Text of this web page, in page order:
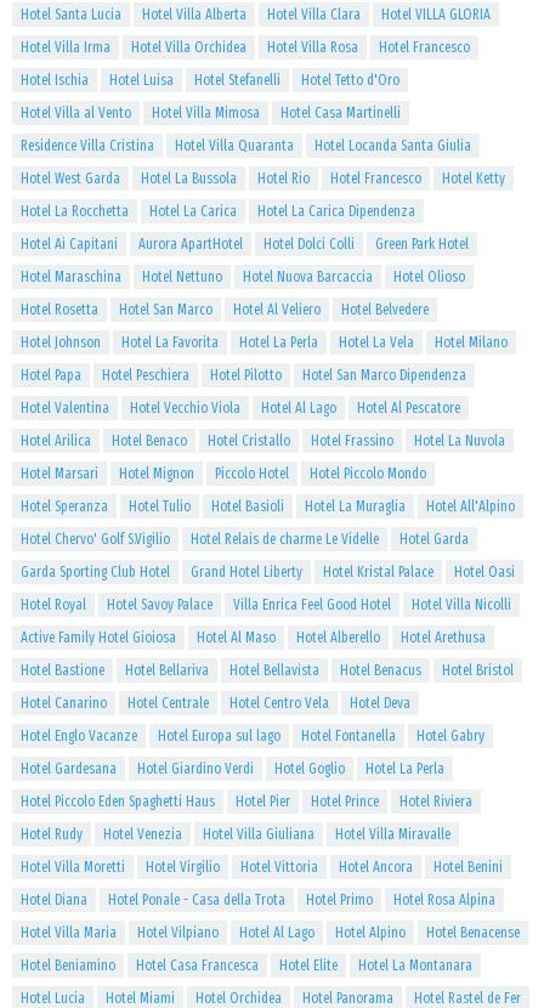
Hotel Santa Lucia Hotel Villa Alberta Hotel Villa Clara
Hotel VILLA GLORIA
Hotel Villa Irma
Hotel Villa Orchidea Hotel Villa Rosa
Hotel Francesco
Hotel Ischia
Hotel Luisa Hotel Stefanelli
Hotel Tetto d'Oro
Hotel Villa al Vento
Hotel Villa Mimosa
Hotel Casa Martinelli
Residence Villa Cristina
Hotel Villa Quaranta
Hotel Locanda Santa Giulia
Hotel West Garda
Hotel La Bussola Hotel Rio Hotel Francesco
Hotel Ketty
Hotel La Rocchetta
Hotel La Carica
Hotel La Carica Dipendenza
Hotel Ai Capitani
Aurora ApartHotel Hotel Dolci Colli
Green Park Hotel
Hotel Maraschina
Hotel Nettuno Hotel Nuova Barcaccia
Hotel Olioso
Hotel Rosetta
Hotel San Marco Hotel Al Veliero
Hotel Belvedere
Hotel Johnson
Hotel La Favorita Hotel La Perla Hotel La Vela
Hotel Milano
Hotel Papa
Hotel Peschiera Hotel Pilotto
Hotel San Marco Dipendenza
Hotel Valentina
Hotel Vecchio Viola Hotel Al Lago
Hotel Al Pescatore
Hotel Arilica
Hotel Benaco Hotel Cristallo Hotel Frassino
Hotel La Nuvola
Hotel Marsari
Hotel Mignon Piccolo Hotel
Hotel Piccolo Mondo
Hotel Speranza
Hotel Tulio Hotel Basioli Hotel La Muraglia
Hotel All'Alpino
Hotel Chervo' Golf S.Vigilio
Hotel Relais de charme Le Videlle
Hotel Garda
Garda Sporting Club Hotel
Grand Hotel Liberty Hotel Kristal Palace
Hotel Oasi
Hotel Royal
Hotel Savoy Palace Villa Enrica Feel Good Hotel
Hotel Villa Nicolli
Active Family Hotel Gioiosa
Hotel Al Maso Hotel Alberello
Hotel Arethusa
Hotel Bastione
Hotel Bellariva Hotel Bellavista Hotel Benacus
Hotel Bristol
Hotel Canarino
Hotel Centrale Hotel Centro Vela
Hotel Deva
Hotel Englo Vacanze
Hotel Europa sul lago Hotel Fontanella
Hotel Gabry
Hotel Gardesana
Hotel Giardino Verdi Hotel Goglio
Hotel La Perla
Hotel Piccolo Eden Spaghetti Haus
Hotel Pier Hotel Prince
Hotel Riviera
Hotel Rudy
Hotel Venezia Hotel Villa Giuliana
Hotel Villa Miravalle
Hotel Villa Moretti
Hotel Virgilio Hotel Vittoria Hotel Ancora
Hotel Benini
Hotel Diana
Hotel Ponale - Casa della Trota Hotel Primo
Hotel Rosa Alpina
Hotel Villa Maria
Hotel Vilpiano Hotel Al Lago Hotel Alpino
Hotel Benacense
Hotel Beniamino
Hotel Casa Francesca Hotel Elite
Hotel La Montanara
Hotel Lucia
Hotel Miami Hotel Orchidea Hotel Panorama
Hotel Rastel de Fer